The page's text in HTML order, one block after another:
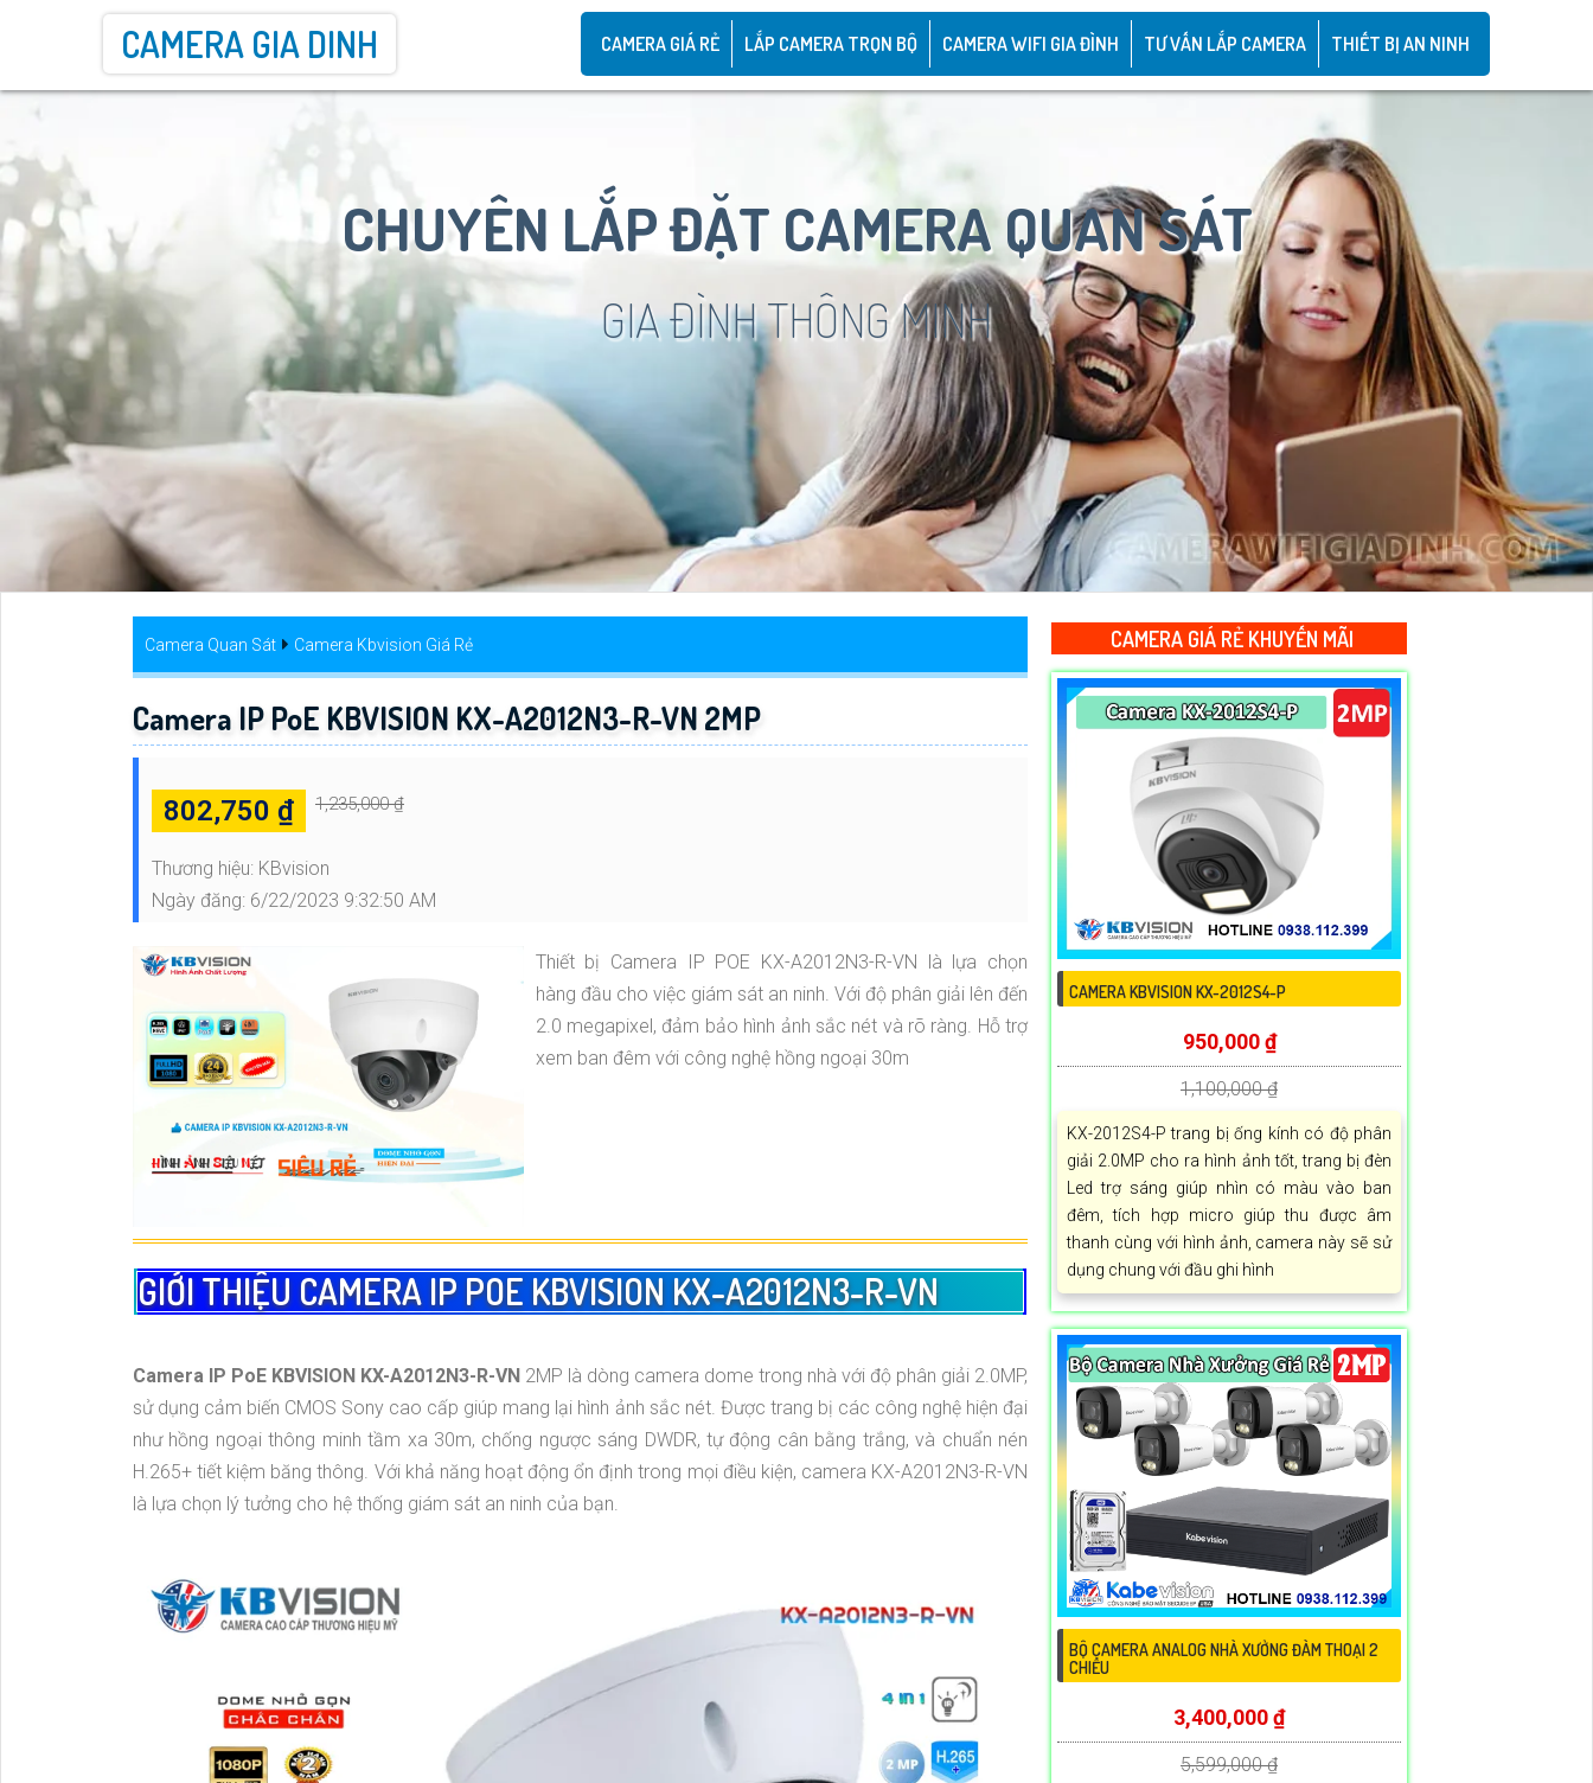
CAMERA GIA DINH CAMERA GIÁ RẺ LẮP CAMERA TRỌN BỘ CAMERA WIFI GIA ĐÌNH TƯ VẤN LẮP CAMERA THIẾT BỊ AN NINH
CHUYÊN LẮP ĐẶT CAMERA QUAN SÁT
GIA ĐÌNH THÔNG MINH
Camera Quan Sát Camera Kbvision Giá Rẻ
Camera IP PoE KBVISION KX-A2012N3-R-VN 2MP
802,750 ₫ 1,235,000 ₫
Thương hiệu: KBvision
Ngày đăng: 6/22/2023 9:32:50 AM
Thiết bị Camera IP POE KX-A2012N3-R-VN là lựa chọn
hàng đầu cho việc giám sát an ninh. Với độ phân giải lên đến
2.0 megapixel, đảm bảo hình ảnh sắc nét và rõ ràng. Hỗ trợ
xem ban đêm với công nghệ hồng ngoại 30m
GIỚI THIỆU CAMERA IP POE KBVISION KX-A2012N3-R-VN
Camera IP PoE KBVISION KX-A2012N3-R-VN 2MP là dòng camera dome trong nhà với độ phân giải 2.0MP,
sử dụng cảm biến CMOS Sony cao cấp giúp mang lại hình ảnh sắc nét. Được trang bị các công nghệ hiện đại
như hồng ngoại thông minh tầm xa 30m, chống ngược sáng DWDR, tự động cân bằng trắng, và chuẩn nén
H.265+ tiết kiệm băng thông. Với khả năng hoạt động ổn định trong mọi điều kiện, camera KX-A2012N3-R-VN
là lựa chọn lý tưởng cho hệ thống giám sát an ninh của bạn.
CAMERA GIÁ RẺ KHUYẾN MÃI
CAMERA KBVISION KX-2012S4-P
950,000 ₫
1,100,000 ₫
KX-2012S4-P trang bị ống kính có độ phân
giải 2.0MP cho ra hình ảnh tốt, trang bị đèn
Led trợ sáng giúp nhìn có màu vào ban
đêm, tích hợp micro giúp thu được âm
thanh cùng với hình ảnh, camera này sẽ sử
dụng chung với đầu ghi hình
BỘ CAMERA ANALOG NHÀ XƯỞNG ĐÀM THOẠI 2
CHIỀU
3,400,000 ₫
5,599,000 ₫